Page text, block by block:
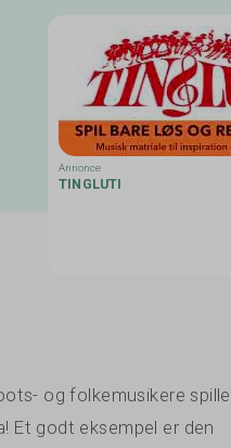
Annonce
TINGLUTI
og folkemusikere spille
Et godt eksempel er den